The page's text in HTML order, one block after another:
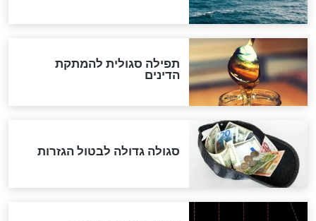
"מודה לקב"ה על כל השנים"
לכל המאמרים
אחרית הימים
האם אפשר לחשב את הקץ?